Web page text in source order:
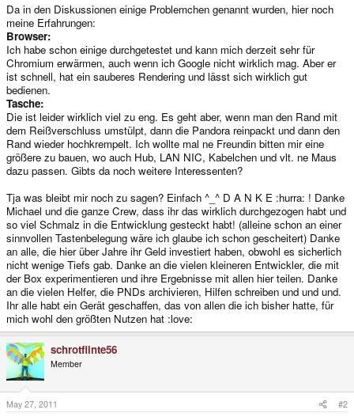
Da in den Diskussionen einige Problemchen genannt wurden, hier noch
meine Erfahrungen:
Browser:
Ich habe schon einige durchgetestet und kann mich derzeit sehr für
Chromium erwärmen, auch wenn ich Google nicht wirklich mag. Aber er
ist schnell, hat ein sauberes Rendering und lässt sich wirklich gut
bedienen.
Tasche:
Die ist leider wirklich viel zu eng. Es geht aber, wenn man den Rand mit
dem Reißverschluss umstülpt, dann die Pandora reinpackt und dann den
Rand wieder hochkrempelt. Ich wollte mal ne Freundin bitten mir eine
größere zu bauen, wo auch Hub, LAN NIC, Kabelchen und vlt. ne Maus
dazu passen. Gibts da noch weitere Interessenten?
Tja was bleibt mir noch zu sagen? Einfach ^_^ D A N K E :hurra: ! Danke
Michael und die ganze Crew, dass ihr das wirklich durchgezogen habt und
so viel Schmalz in die Entwicklung gesteckt habt! (alleine schon an einer
sinnvollen Tastenbelegung wäre ich glaube ich schon gescheitert) Danke
an alle, die hier über Jahre ihr Geld investiert haben, obwohl es sicherlich
nicht wenige Tiefs gab. Danke an die vielen kleineren Entwickler, die mit
der Box experimentieren und ihre Ergebnisse mit allen hier teilen. Danke
an die vielen Helfer, die PNDs archivieren, Hilfen schreiben und und und.
Ihr alle habt ein Gerät geschaffen, das von allen die ich bisher hatte, für
mich wohl den größten Nutzen hat :love:
schrotflinte56
Member
May 27, 2011 #2